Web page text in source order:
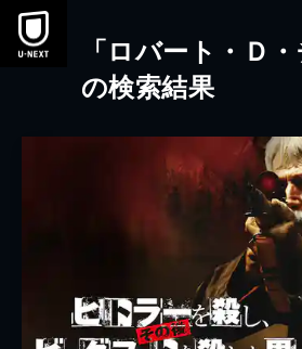
本文へスキップ
「ロバート・Ｄ
の検索結果